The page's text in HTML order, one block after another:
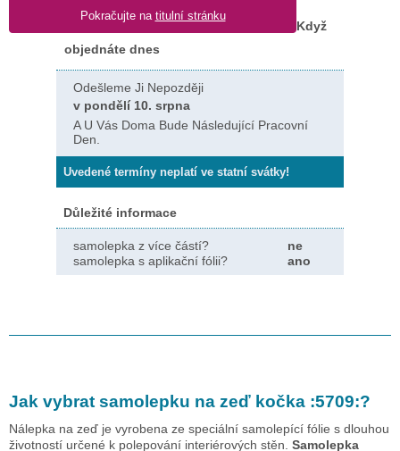
Pokračujte na titulní stránku
Když
objednáte dnes
Odešleme Ji Nepozději
v pondělí 10. srpna
A U Vás Doma Bude Následující Pracovní
Den.
Uvedené termíny neplatí ve statní svátky!
Důležité informace
samolepka z více částí?
ne
samolepka s aplikační fólii?
ano
Jak vybrat samolepku na zeď kočka :5709:?
Nálepka na zeď je vyrobena ze speciální samolepící fólie s dlouhou
životností určené k polepování interiérových stěn. Samolepka